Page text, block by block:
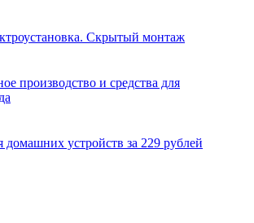
Скрытый монтаж
производство и средства для
домашних устройств за 229 рублей